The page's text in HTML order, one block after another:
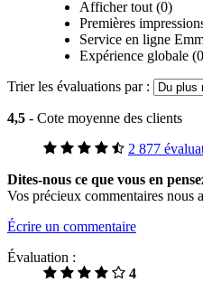
Afficher tout (0)
Premières
Service en ligne
Expérience globale
Trier les évaluations par :
4,5 - Cote moyenne des clients
2 877
Dites-nous ce que vous en
Vos précieux commentaires nous
Écrire un commentaire
Évaluation :
4